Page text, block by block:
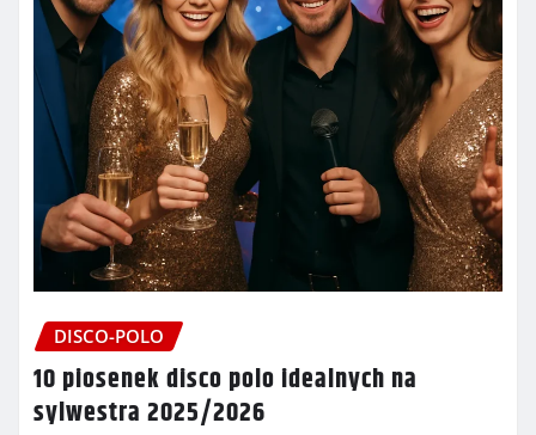
DISCO-POLO
10 piosenek disco polo idealnych na
sylwestra 2025/2026